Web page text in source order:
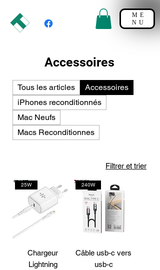
ME
NU
Accessoires
Tous les articles
Accessoires
iPhones reconditionnés
Mac Neufs
Macs Reconditionnes
Filtrer et trier
25W
Chargeur
Lightning
240W
Câble usb-c vers
usb-c